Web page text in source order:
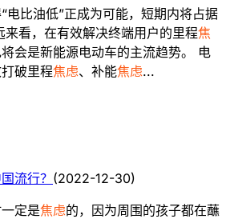
电比油低”正成为可能，短期内将占据
看，在有效解决终端用户的里程焦
会是新能源电动车的主流趋势。 电
破里程焦虑、补能焦虑...
流行？ (2022-12-30)
定是焦虑的，因为周围的孩子都在蘸